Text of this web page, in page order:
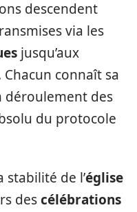
descendent
via les
jusqu’aux
connaît sa
des
du protocole
de l’église
descélébrations